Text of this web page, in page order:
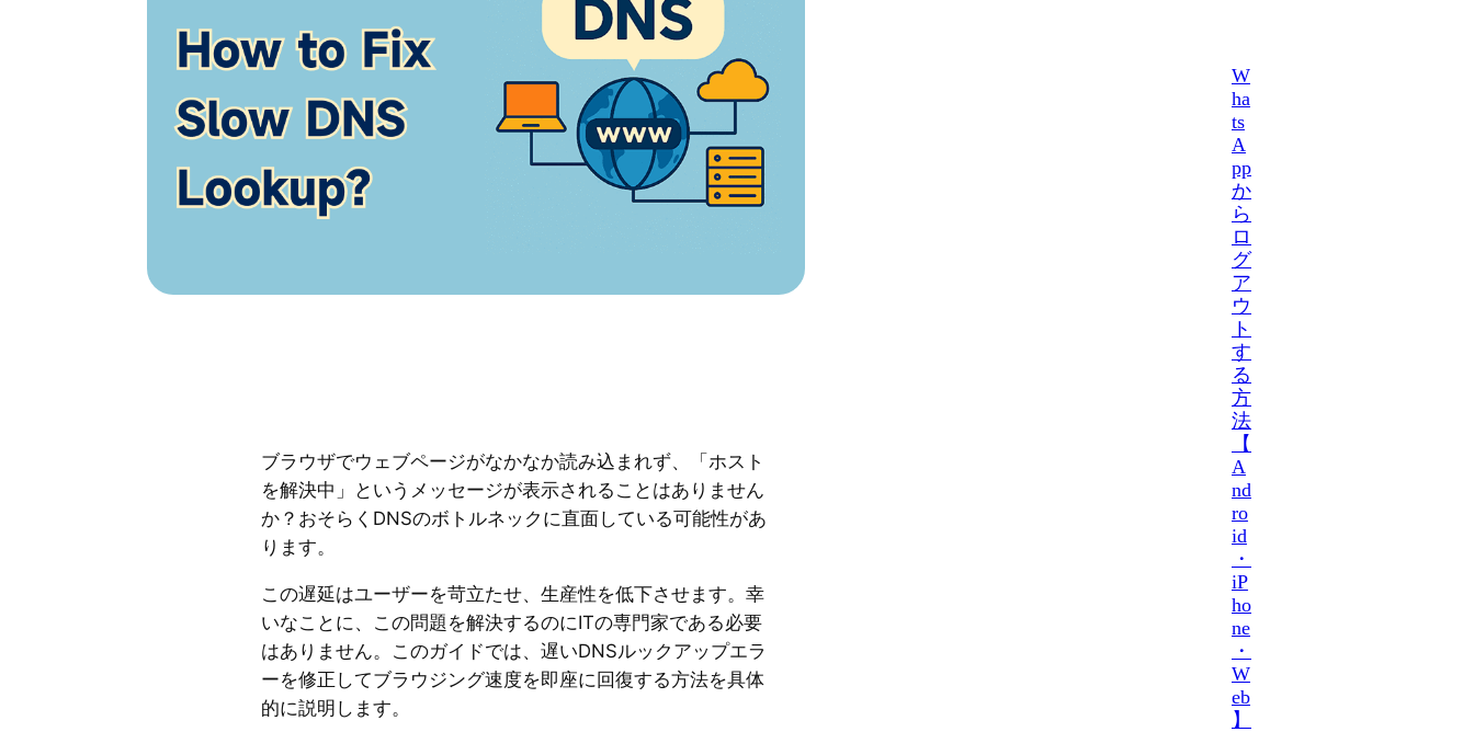
ブラウザでウェブページがなかなか読み込まれず、「ホスト
を解決中」というメッセージが表示されることはありません
か？おそらくDNSのボトルネックに直面している可能性があ
ります。
この遅延はユーザーを苛立たせ、生産性を低下させます。幸
いなことに、この問題を解決するのにITの専門家である必要
はありません。このガイドでは、遅いDNSルックアップエラ
ーを修正してブラウジング速度を即座に回復する方法を具体
的に説明します。
W
ha
ts
A
pp
か
ら
ロ
グ
ア
ウ
ト
す
る
方
法
【
A
nd
ro
id
・
iP
ho
ne
・
W
eb
】